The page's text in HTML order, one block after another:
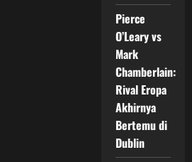
Pierce
O’Leary vs
Mark
Chamberlain:
Rival Eropa
Akhirnya
Bertemu di
Dublin